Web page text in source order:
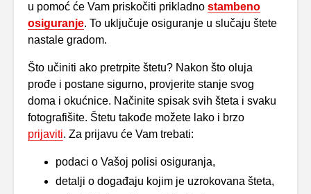
u pomoć će Vam priskočiti prikladno stambeno
osiguranje. To uključuje osiguranje u slučaju štete
nastale gradom.
Što učiniti ako pretrpite štetu? Nakon što oluja
prođe i postane sigurno, provjerite stanje svog
doma i okućnice. Načinite spisak svih šteta i svaku
fotografišite. Štetu takođe možete lako i brzo
prijaviti. Za prijavu će Vam trebati:
podaci o Vašoj polisi osiguranja,
detalji o događaju kojim je uzrokovana šteta,